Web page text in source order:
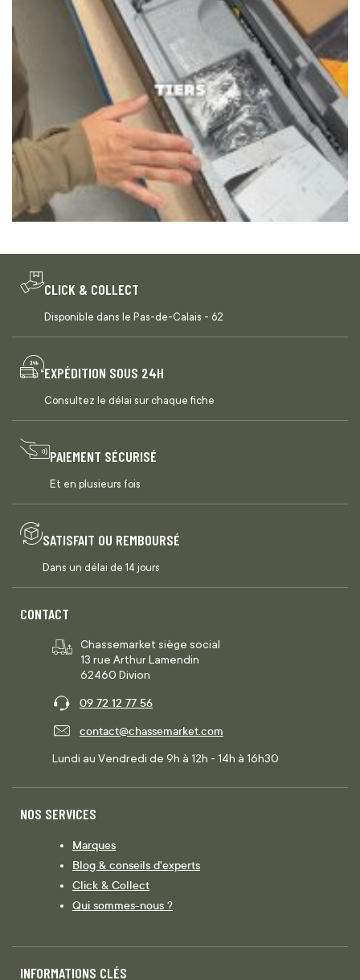
CLICK & COLLECT
Disponible dans le Pas-de-Calais - 62
EXPÉDITION SOUS 24H
Consultez le délai sur chaque fiche
PAIEMENT SÉCURISÉ
Et en plusieurs fois
SATISFAIT OU REMBOURSÉ
Dans un délai de 14 jours
CONTACT
Chassemarket siège social
13 rue Arthur Lamendin
62460 Divion
09 72 12 77 56
contact@chassemarket.com
Lundi au Vendredi de 9h à 12h - 14h à 16h30
NOS SERVICES
Marques
Blog & conseils d'experts
Click & Collect
Qui sommes-nous ?
INFORMATIONS CLÉS